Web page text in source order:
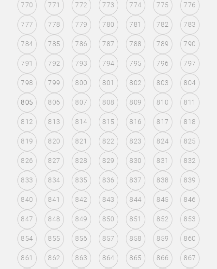
770 771 772 773 774 775 776
777 778 779 780 781 782 783
784 785 786 787 788 789 790
791 792 793 794 795 796 797
798 799 800 801 802 803 804
805 806 807 808 809 810 811
812 813 814 815 816 817 818
819 820 821 822 823 824 825
826 827 828 829 830 831 832
833 834 835 836 837 838 839
840 841 842 843 844 845 846
847 848 849 850 851 852 853
854 855 856 857 858 859 860
861 862 863 864 865 866 867